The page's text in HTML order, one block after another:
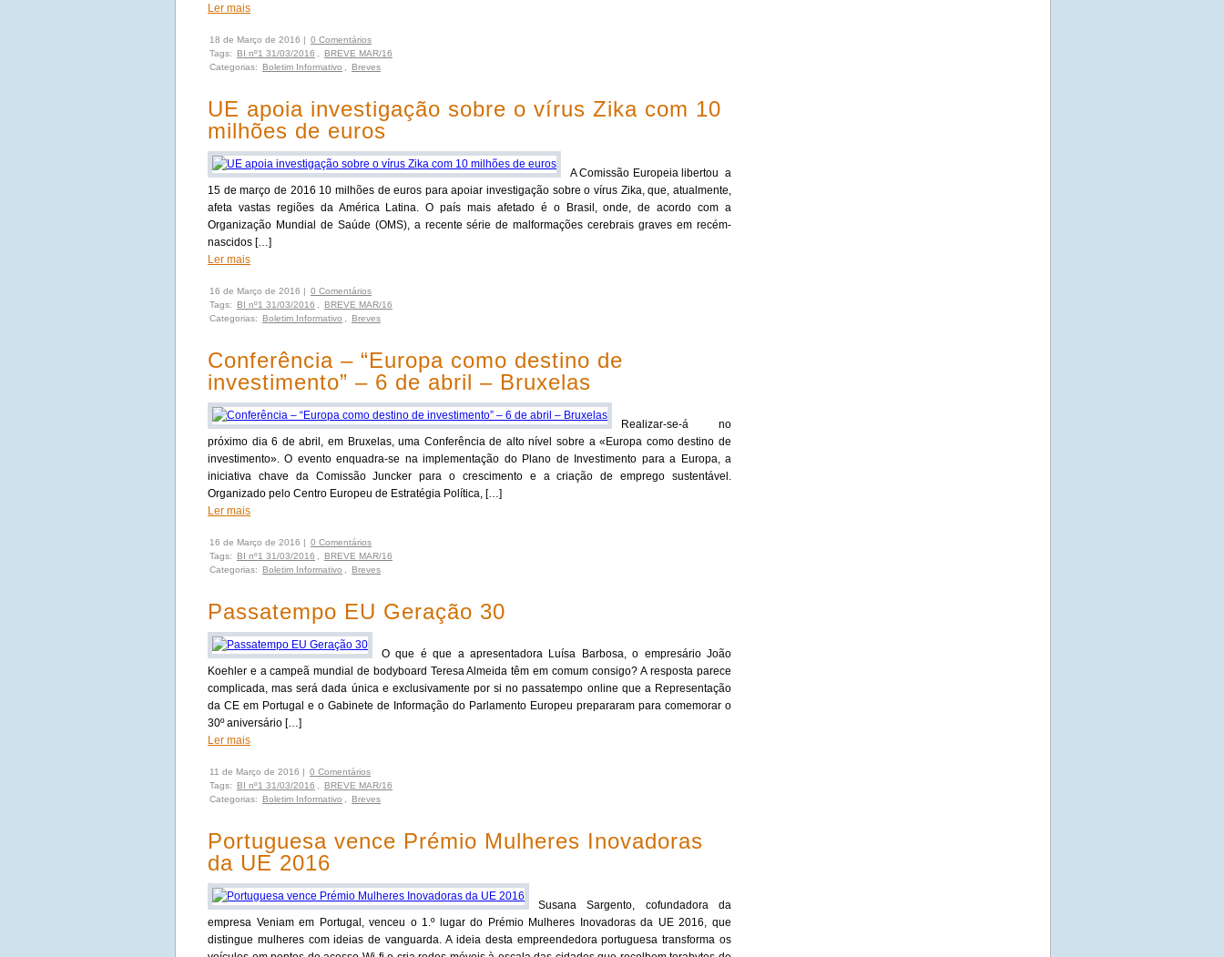
Ler mais
18 de Março de 2016 | 0 Comentários
Tags:
BI nº1 31/03/2016
BREVE MAR/16
Categorias:
Boletim Informativo Breves
UE apoia investigação sobre o vírus Zika com 10
milhões de euros
A Comissão Europeia libertou a
15 de março de 2016 10 milhões de euros para apoiar investigação sobre o vírus Zika, que, atualmente,
afeta vastas regiões da América Latina. O país mais afetado é o Brasil, onde, de acordo com a
Organização Mundial de Saúde (OMS), a recente série de malformações cerebrais graves em recém-
nascidos […]
Ler mais
16 de Março de 2016 | 0 Comentários
Tags:
BI nº1 31/03/2016
BREVE MAR/16
Categorias:
Boletim Informativo Breves
Conferência – “Europa como destino de
investimento” – 6 de abril – Bruxelas
Realizar-se-á no
próximo dia 6 de abril, em Bruxelas, uma Conferência de alto nível sobre a «Europa como destino de
investimento». O evento enquadra-se na implementação do Plano de Investimento para a Europa, a
iniciativa chave da Comissão Juncker para o crescimento e a criação de emprego sustentável.
Organizado pelo Centro Europeu de Estratégia Política, […]
Ler mais
16 de Março de 2016 | 0 Comentários
Tags:
BI nº1 31/03/2016
BREVE MAR/16
Categorias:
Boletim Informativo Breves
Passatempo EU Geração 30
O que é que a apresentadora Luísa Barbosa, o empresário João
Koehler e a campeã mundial de bodyboard Teresa Almeida têm em comum consigo? A resposta parece
complicada, mas será dada única e exclusivamente por si no passatempo online que a Representação
da CE em Portugal e o Gabinete de Informação do Parlamento Europeu prepararam para comemorar o
30º aniversário […]
Ler mais
11 de Março de 2016 | 0 Comentários
Tags:
BI nº1 31/03/2016
BREVE MAR/16
Categorias:
Boletim Informativo Breves
Portuguesa vence Prémio Mulheres Inovadoras
da UE 2016
Susana Sargento, cofundadora da
empresa Veniam em Portugal, venceu o 1.º lugar do Prémio Mulheres Inovadoras da UE 2016, que
distingue mulheres com ideias de vanguarda. A ideia desta empreendedora portuguesa transforma os